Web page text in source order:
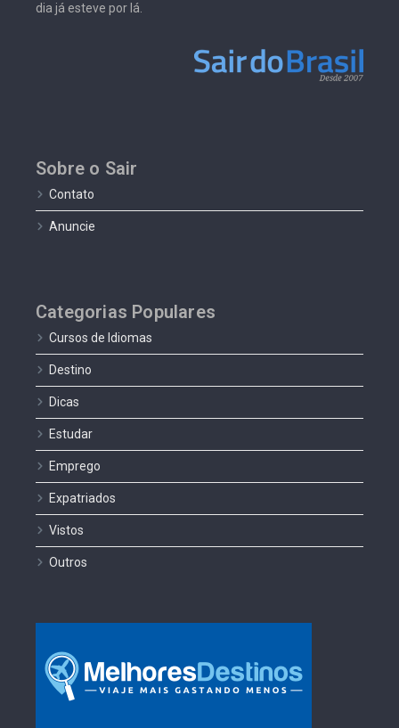
dia já esteve por lá.
Sobre o Sair
Contato
Anuncie
Categorias Populares
Cursos de Idiomas
Destino
Dicas
Estudar
Emprego
Expatriados
Vistos
Outros